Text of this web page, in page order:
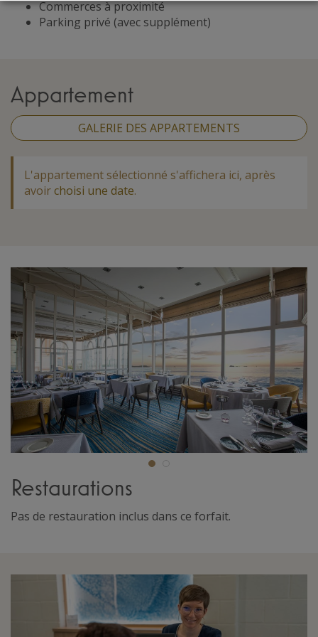
Commerces à proximité
Parking privé (avec supplément)
Appartement
GALERIE DES APPARTEMENTS
L'appartement sélectionné s'affichera ici, après
avoirchoisi une date.
Restaurations
Pas de restauration inclus dans ce forfait.